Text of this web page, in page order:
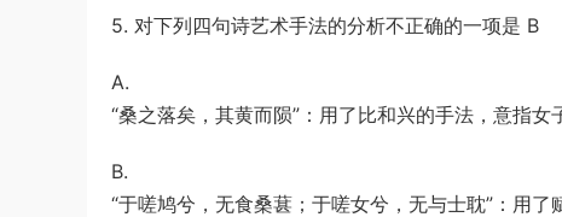
5. 对下列四句诗艺术手法的分析不正确的一项是 B
A.
“桑之落矣，其黄而陨”：用了比和兴的手法，意指女
B.
“于嗟鸠兮，无食桑葚；于嗟女兮，无与士耽”：用